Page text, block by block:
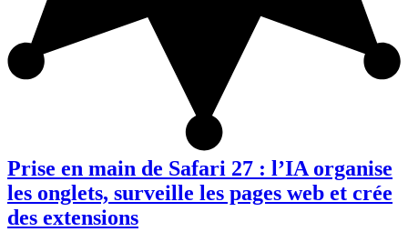
Prise en main de Safari 27 : l’IA organise
les onglets, surveille les pages web et crée
des extensions